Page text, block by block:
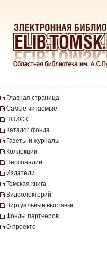
Главная страница
Самые читаемые
ПОИСК
Каталог фонда
Газеты и журналы
Коллекции
Персоналии
Издатели
Томская книга
Видеолекторий
Виртуальные выставки
Фонды партнеров
О проекте